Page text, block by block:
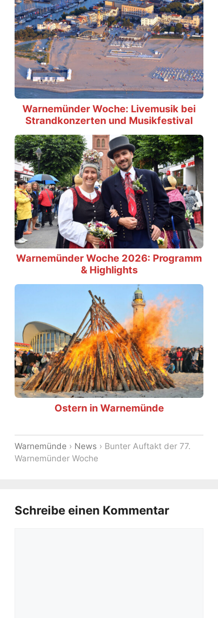
Warnemünder Woche: Livemusik bei
Strandkonzerten und Musikfestival
Warnemünder Woche 2026: Programm
& Highlights
Ostern in Warnemünde
Warnemünde › News › Bunter Auftakt der 77.
Warnemünder Woche
Schreibe einen Kommentar